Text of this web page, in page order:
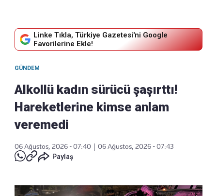
Linke Tıkla, Türkiye Gazetesi'ni Google
Favorilerine Ekle!
GÜNDEM
Alkollü kadın sürücü şaşırttı!
Hareketlerine kimse anlam
veremedi
06 Ağustos, 2026 - 07:40
06 Ağustos, 2026 - 07:43
Paylaş